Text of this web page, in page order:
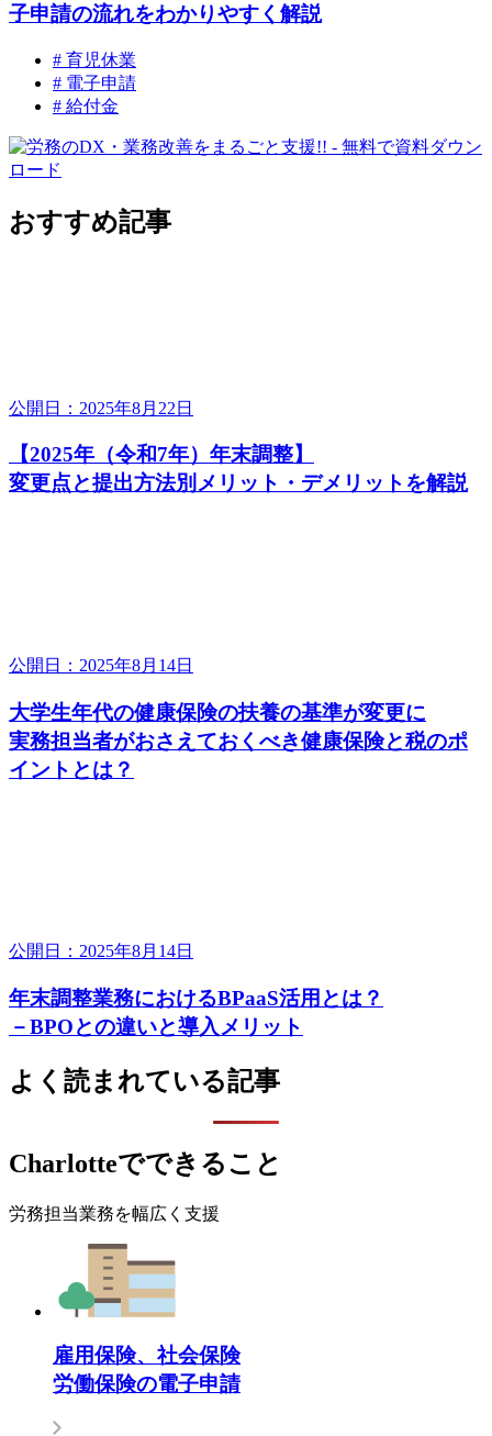
子申請の流れをわかりやすく解説
# 育児休業
# 電子申請
# 給付金
おすすめ記事
公開日：2025年8月22日
【2025年（令和7年）年末調整】
変更点と提出方法別メリット・デメリットを解説
公開日：2025年8月14日
大学生年代の健康保険の扶養の基準が変更に
実務担当者がおさえておくべき健康保険と税のポ
イントとは？
公開日：2025年8月14日
年末調整業務におけるBPaaS活用とは？
－BPOとの違いと導入メリット
よく読まれている記事
Charlotteでできること
労務担当業務を幅広く支援
雇用保険、社会保険
労働保険の電子申請